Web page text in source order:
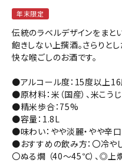
ACCOUNT MENU
ようこそ ゲスト 様
meeting_room ログイン person
年末限定
伝統のラベルデザインをまと
飽きしない上撰酒。さらりと
快な喉ごしのお酒です。
●アルコール度：15度以上
●原材料：米（国産）、米こう
●精米歩合：75%
●容量：1.8L
●味わい：やや淡麗・やや辛口
●おすすめの飲み方：〇冷や
〇ぬる燗 （40～45℃）、◎上